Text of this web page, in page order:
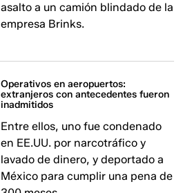
asalto a un camión blindado de la
empresa Brinks.
Operativos en aeropuertos:
extranjeros con antecedentes fueron
inadmitidos
Entre ellos, uno fue condenado
en EE.UU. por narcotráfico y
lavado de dinero, y deportado a
México para cumplir una pena de